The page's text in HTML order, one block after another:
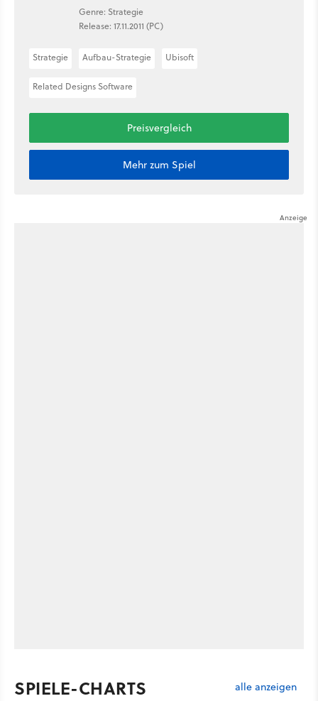
Genre: Strategie
Release: 17.11.2011 (PC)
Strategie Aufbau-Strategie Ubisoft
Related Designs Software
Preisvergleich
Mehr zum Spiel
SPIELE-CHARTS alle anzeigen